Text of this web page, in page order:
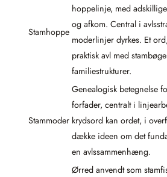
Stamhoppe
hoppelinje, med
og afkom. Central i
moderlinjer dyrkes. Et
praktisk avl med
familiestrukturer.
Stammoder
Genealogisk betegnelse
forfader, centralt i
krydsord kan ordet, i
dække ideen om det
en avlssammenhæng.
Ørred anvendt som